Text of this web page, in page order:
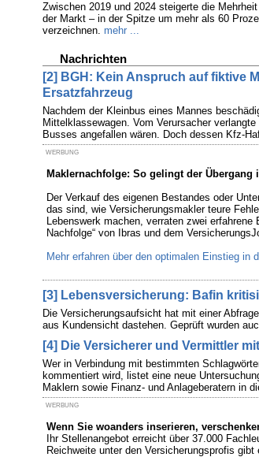
Zwischen 2019 und 2024 steigerte die
der Markt – in der Spitze um mehr als 60
verzeichnen. mehr ...
Nachrichten
[2] BGH: Kein Anspruch auf fiktive
Ersatzfahrzeug
Nachdem der Kleinbus eines Mannes
Mittelklassewagen. Vom Verursacher
Busses angefallen wären. Doch dessen Kfz-
WERBUNG
Maklernachfolge: So gelingt der Übergang
Der Verkauf des eigenen Bestandes oder
das sind, wie Versicherungsmakler teure
Lebenswerk machen, verraten zwei
Nachfolge“ von Ibras und dem
Mehr erfahren über den optimalen Einstieg in
[3] Lebensversicherung: Bafin
Die Versicherungsaufsicht hat mit einer
aus Kundensicht dastehen. Geprüft wurden
[4] Die Versicherer und Vermittler
Wer in Verbindung mit bestimmten
kommentiert wird, listet eine neue
Maklern sowie Finanz- und Anlageberatern in
WERBUNG
Wenn Sie woanders inserieren,
Ihr Stellenangebot erreicht über 37.000
Reichweite unter den Versicherungsprofis